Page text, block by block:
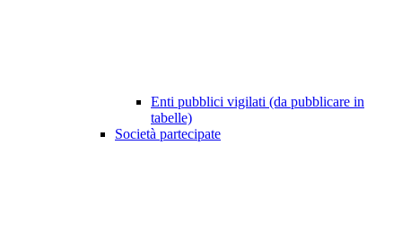
Enti pubblici vigilati (da pubblicare in
tabelle)
Società partecipate